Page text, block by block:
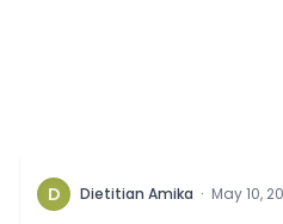
D Dietitian Amika · May 10,